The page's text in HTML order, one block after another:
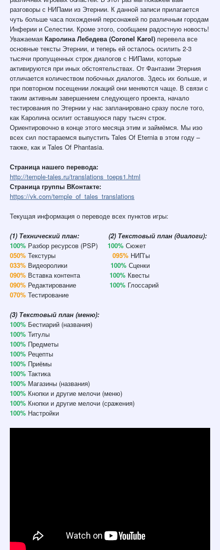
разговоры с НИПами из Этернии. К данной записи прилагается
чуть больше часа похождений персонажей по различным городам
Инферии и Селестии. Кроме этого, сообщаем радостную новость!
Уважаемая Каролина Лебедева (Coronel Karol) перевела все
основные тексты Этернии, и теперь ей осталось осилить 2-3
тысячи пропущенных строк диалогов с НИПами, которые
активируются при иных обстоятельствах. От Фантазии Этерния
отличается количеством побочных диалогов. Здесь их больше, и
при повторном посещении локаций они меняются чаще. В связи с
таким активным завершением следующего проекта, начало
тестирования по Этернии у нас запланировано сразу после того,
как Каролина осилит оставшуюся пару тысяч строк.
Ориентировочно в конце этого месяца этим и займёмся. Мы изо
всех сил постараемся выпустить Tales Of Eternia в этом году –
также, как и Tales Of Phantasia.
Страница нашего перевода:
http://temple-tales.ru/translations_toeps1.html
Страница группы ВКонтакте:
https://vk.com/temple_of_tales_translations
Текущая информация о переводе всех пунктов игры:
(1) Технический план: (2) Текстовый план (диалоги):
100% Разбор ресурсов (PSP) 100% Сюжет
050% Текстуры 095% НИП’ы
033% Видеоролики 100% Сценки
090% Вставка контента 100% Квесты
090% Редактирование 100% Глоссарий
070% Тестирование
(3) Текстовый план (меню):
100% Бестиарий (названия)
100% Титулы
100% Предметы
100% Рецепты
100% Приёмы
100% Тактика
100% Магазины (названия)
100% Кнопки и другие мелочи (меню)
100% Кнопки и другие мелочи (сражения)
100% Настройки